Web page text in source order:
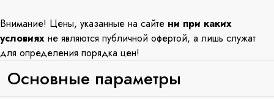
Внимание! Цены, указанные на сайте ни при каких
условиях не являются публичной офертой, а лишь служат
для определения порядка цен!
Основные параметры